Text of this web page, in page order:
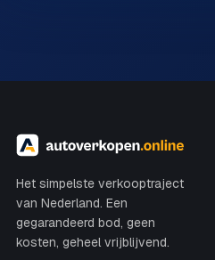
Het simpelste verkooptraject
van Nederland. Een
gegarandeerd bod, geen
kosten, geheel vrijblijvend.